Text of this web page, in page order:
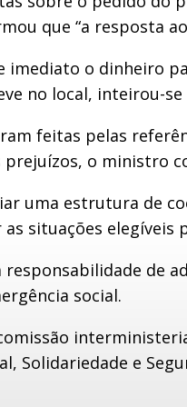
que “a resposta
imediato o dinheiro
no local, inteirou-
feitas pelas
o ministro
uma estrutura de
situações elegíveis
responsabilidade de
social.
Solidariedade e